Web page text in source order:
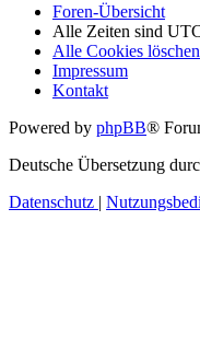
Foren-Übersicht
Alle Zeiten sind
Alle Cookies löschen
Impressum
Kontakt
Powered by phpBB®
Deutsche Übersetzung
Datenschutz |